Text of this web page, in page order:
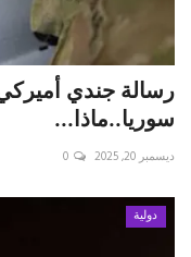
رسالة جندي
سوريا..ماذا...
ديسمبر 20, 2025 0
دولية